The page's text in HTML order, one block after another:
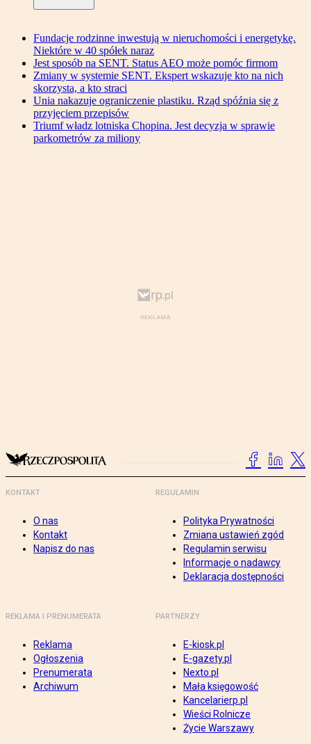
Fundacje rodzinne inwestują w nieruchomości i energetykę.
Niektóre w 40 spółek naraz
Jest sposób na SENT. Status AEO może pomóc firmom
Zmiany w systemie SENT. Ekspert wskazuje kto na nich
skorzysta, a kto straci
Unia nakazuje ograniczenie plastiku. Rząd spóźnia się z
przyjęciem przepisów
Triumf władz lotniska Chopina. Jest decyzja w sprawie
parkometrów za miliony
KONTAKT
O nas
Kontakt
Napisz do nas
REGULAMIN
Polityka Prywatności
Zmiana ustawień zgód
Regulamin serwisu
Informacje o nadawcy
Deklaracja dostępności
REKLAMA I PRENUMERATA
Reklama
Ogłoszenia
Prenumerata
Archiwum
PARTNERZY
E-kiosk.pl
E-gazety.pl
Nexto.pl
Mała księgowość
Kancelarierp.pl
Wieści Rolnicze
Życie Warszawy